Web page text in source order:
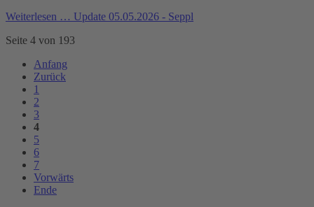
Weiterlesen … Update 05.05.2026 - Seppl
Seite 4 von 193
Anfang
Zurück
1
2
3
4
5
6
7
Vorwärts
Ende